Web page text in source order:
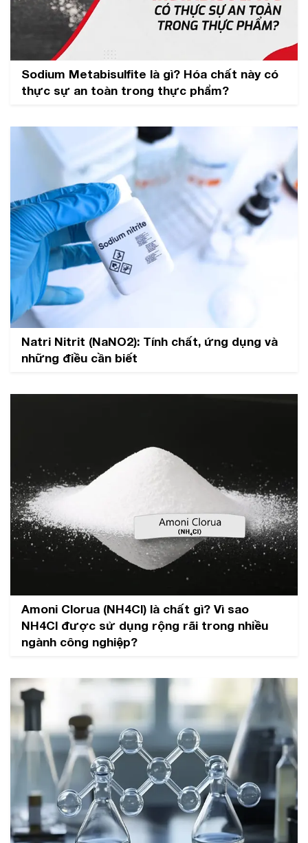
Sodium Metabisulfite là gì? Hóa chất này có
thực sự an toàn trong thực phẩm?
Natri Nitrit (NaNO2): Tính chất, ứng dụng và
những điều cần biết
Amoni Clorua (NH4Cl) là chất gì? Vì sao
NH4Cl được sử dụng rộng rãi trong nhiều
ngành công nghiệp?